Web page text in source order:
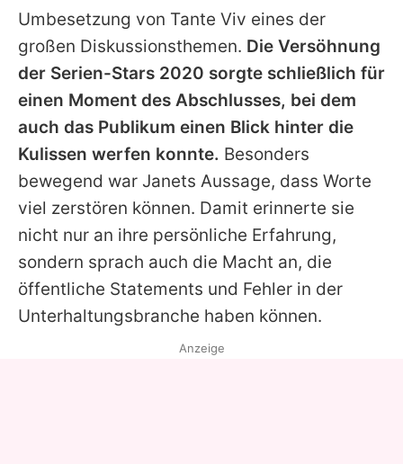
Umbesetzung von Tante Viv eines der
großen Diskussionsthemen. Die Versöhnung
der Serien-Stars 2020 sorgte schließlich für
einen Moment des Abschlusses, bei dem
auch das Publikum einen Blick hinter die
Kulissen werfen konnte. Besonders
bewegend war Janets Aussage, dass Worte
viel zerstören können. Damit erinnerte sie
nicht nur an ihre persönliche Erfahrung,
sondern sprach auch die Macht an, die
öffentliche Statements und Fehler in der
Unterhaltungsbranche haben können.
Anzeige